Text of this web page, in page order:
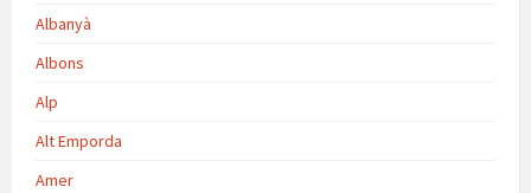
Albanyà
Albons
Alp
Alt Emporda
Amer